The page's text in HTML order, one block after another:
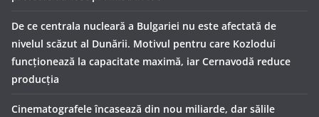
De ce centrala nucleară a Bulgariei nu este afectată de
nivelul scăzut al Dunării. Motivul pentru care Kozlodui
funcționează la capacitate maximă, iar Cernavodă reduce
producția
Cinematografele încasează din nou miliarde, dar sălile